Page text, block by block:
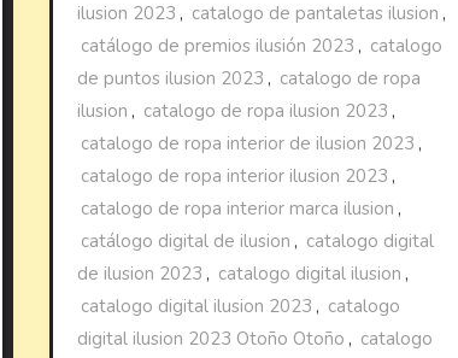
ilusion 2023 , catalogo de pantaletas ilusion ,
catálogo de premios ilusión 2023 , catalogo
de puntos ilusion 2023 , catalogo de ropa
ilusion , catalogo de ropa ilusion 2023 ,
catalogo de ropa interior de ilusion 2023 ,
catalogo de ropa interior ilusion 2023 ,
catalogo de ropa interior marca ilusion ,
catálogo digital de ilusion , catalogo digital
de ilusion 2023 , catalogo digital ilusion ,
catalogo digital ilusion 2023 , catalogo
digital ilusion 2023 Otoño Otoño , catalogo